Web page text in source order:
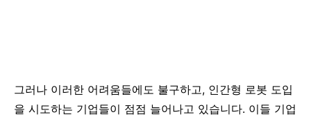
그러나 이러한 어려움들에도 불구하고, 인간형 로봇 도입
을 시도하는 기업들이 점점 늘어나고 있습니다. 이들 기업